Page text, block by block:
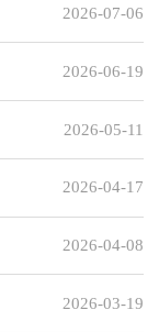
2026-07-06
2026-06-19
2026-05-11
2026-04-17
2026-04-08
2026-03-19